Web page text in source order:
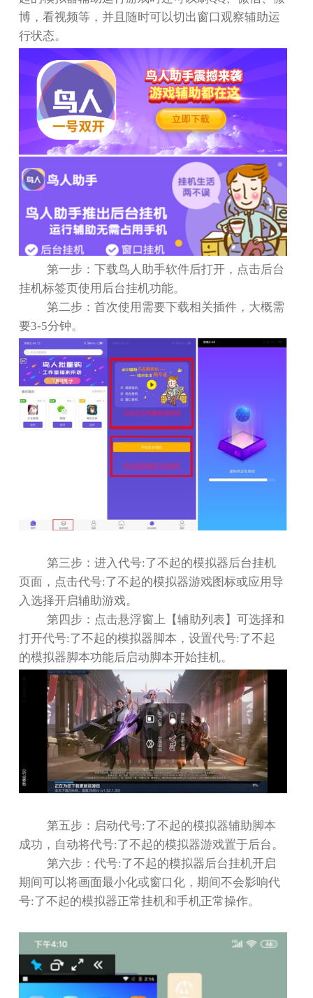
博，看视频等，并且随时可以切出窗口观察辅助运
行状态。
第一步：下载鸟人助手软件后打开，点击后台
挂机标签页使用后台挂机功能。
第二步：首次使用需要下载相关插件，大概需
要3-5分钟。
第三步：进入代号:了不起的模拟器后台挂机
页面，点击代号:了不起的模拟器游戏图标或应用导
入选择开启辅助游戏。
第四步：点击悬浮窗上【辅助列表】可选择和
打开代号:了不起的模拟器脚本，设置代号:了不起
的模拟器脚本功能后启动脚本开始挂机。
第五步：启动代号:了不起的模拟器辅助脚本
成功，自动将代号:了不起的模拟器游戏置于后台。
第六步：代号:了不起的模拟器后台挂机开启
期间可以将画面最小化或窗口化，期间不会影响代
号:了不起的模拟器正常挂机和手机正常操作。